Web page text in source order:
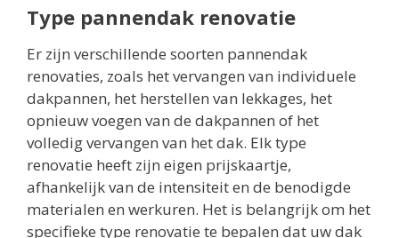
Type pannendak renovatie
Er zijn verschillende soorten pannendak
renovaties, zoals het vervangen van individuele
dakpannen, het herstellen van lekkages, het
opnieuw voegen van de dakpannen of het
volledig vervangen van het dak. Elk type
renovatie heeft zijn eigen prijskaartje,
afhankelijk van de intensiteit en de benodigde
materialen en werkuren. Het is belangrijk om het
specifieke type renovatie te bepalen dat uw dak